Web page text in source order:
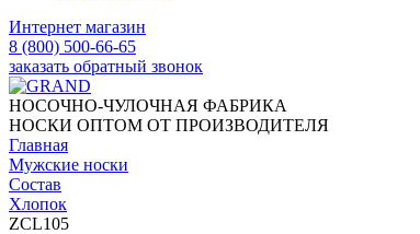
Интернет магазин
8 (800) 500-66-65
заказать обратный звонок
НОСОЧНО-ЧУЛОЧНАЯ ФАБРИКА
НОСКИ ОПТОМ ОТ ПРОИЗВОДИТЕЛЯ
Главная
Мужские носки
Состав
Хлопок
ZCL105